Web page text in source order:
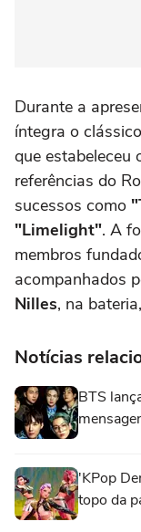
Durante a
íntegra o clássico
que estabeleceu
referências do
sucessos como
"Limelight". A
membros
acompanhados
Nilles, na
Notícias
BTS
'KPop
topo da